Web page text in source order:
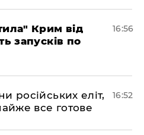
Крим від
запусків по
16:56
російських еліт,
все готове
16:52